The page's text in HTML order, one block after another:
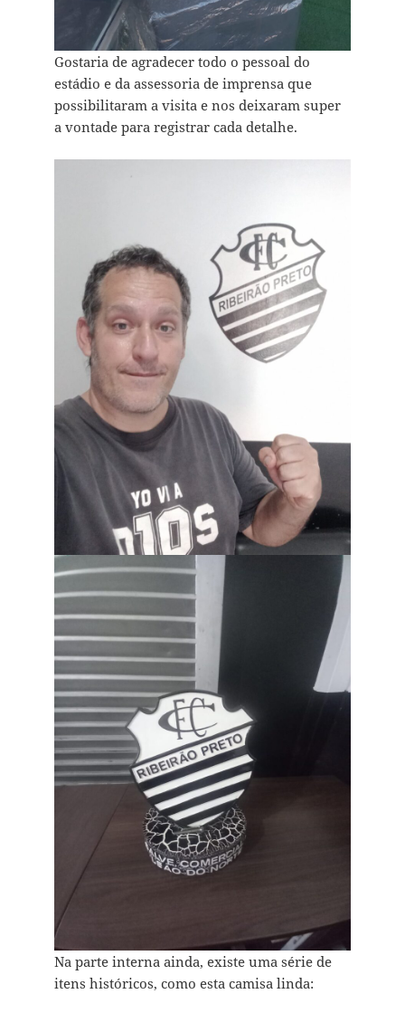
Gostaria de agradecer todo o pessoal do
estádio e da assessoria de imprensa que
possibilitaram a visita e nos deixaram super
a vontade para registrar cada detalhe.
Na parte interna ainda, existe uma série de
itens históricos, como esta camisa linda: